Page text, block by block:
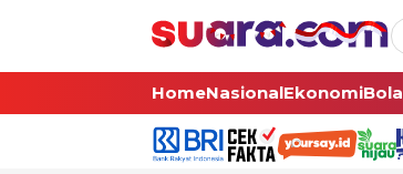
HomeNasionalEkonomiBola